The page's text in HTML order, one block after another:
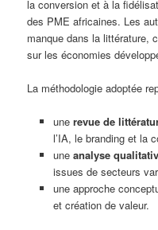
la conversion et à la
des PME africaines. Les
manque dans la littérature,
sur les économies
La méthodologie adoptée
une revue de
l’IA, le branding et la
une analyse
issues de secteurs
une approche
et création de valeur.